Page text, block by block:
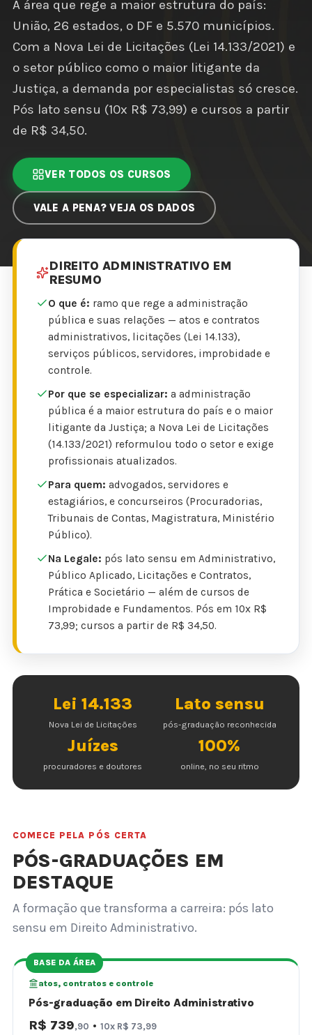
A área que rege a maior estrutura do país:
União, 26 estados, o DF e 5.570 municípios.
Com a Nova Lei de Licitações (Lei 14.133/2021) e
o setor público como o maior litigante da
Justiça, a demanda por especialistas só cresce.
Pós lato sensu (10x R$ 73,99) e cursos a partir
de R$ 34,50.
VER TODOS OS CURSOS
VALE A PENA? VEJA OS DADOS
DIREITO ADMINISTRATIVO EM
RESUMO
O que é: ramo que rege a administração
pública e suas relações — atos e contratos
administrativos, licitações (Lei 14.133),
serviços públicos, servidores, improbidade e
controle.
Por que se especializar: a administração
pública é a maior estrutura do país e o maior
litigante da Justiça; a Nova Lei de Licitações
(14.133/2021) reformulou todo o setor e exige
profissionais atualizados.
Para quem: advogados, servidores e
estagiários, e concurseiros (Procuradorias,
Tribunais de Contas, Magistratura, Ministério
Público).
Na Legale: pós lato sensu em Administrativo,
Público Aplicado, Licitações e Contratos,
Prática e Societário — além de cursos de
Improbidade e Fundamentos. Pós em 10x R$
73,99; cursos a partir de R$ 34,50.
Lei 14.133
Nova Lei de Licitações
Lato sensu
pós-graduação reconhecida
Juízes
procuradores e doutores
100%
online, no seu ritmo
COMECE PELA PÓS CERTA
PÓS-GRADUAÇÕES EM
DESTAQUE
A formação que transforma a carreira: pós lato
sensu em Direito Administrativo.
BASE DA ÁREA
atos, contratos e controle
Pós-graduação em Direito Administrativo
R$ 739,90 · 10x R$ 73,99